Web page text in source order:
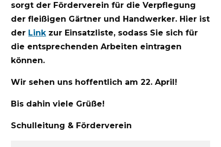
sorgt der Förderverein für die Verpflegung
der fleißigen Gärtner und Handwerker. Hier ist
der Linkzur Einsatzliste, sodass Sie sich für
die entsprechenden Arbeiten eintragen
können.
Wir sehen uns hoffentlich am 22. April!
Bis dahin viele Grüße!
Schulleitung & Förderverein